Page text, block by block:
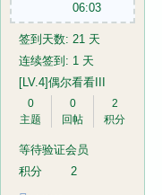
06:03
签到天数: 21 天
连续签到: 1 天
[LV.4]偶尔看看III
0
主题
0
回帖
2
积分
等待验证会员
积分
2